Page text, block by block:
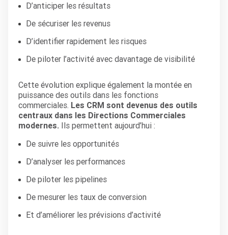
D’anticiper les résultats
De sécuriser les revenus
D’identifier rapidement les risques
De piloter l’activité avec davantage de visibilité
Cette évolution explique également la montée en
puissance des outils dans les fonctions
commerciales. Les CRM sont devenus des outils
centraux dans les Directions Commerciales
modernes. Ils permettent aujourd’hui :
De suivre les opportunités
D’analyser les performances
De piloter les pipelines
De mesurer les taux de conversion
Et d’améliorer les prévisions d’activité